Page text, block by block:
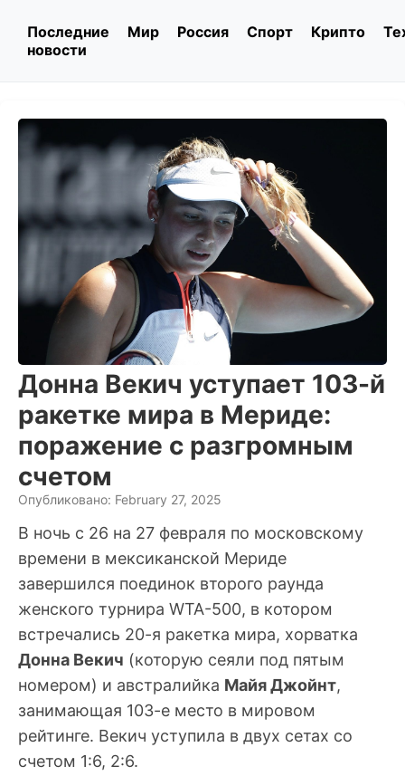
Последние
новости
Мир Россия Спорт Крипто
Донна Векич уступает 103-й
ракетке мира в Мериде:
поражение с разгромным
счетом
Опубликовано: February 27, 2025
В ночь с 26 на 27 февраля по московскому
времени в мексиканской Мериде
завершился поединок второго раунда
женского турнира WTA-500, в котором
встречались 20-я ракетка мира, хорватка
Донна Векич (которую сеяли под пятым
номером) и австралийка Майя Джойнт,
занимающая 103-е место в мировом
рейтинге. Векич уступила в двух сетах со
счетом 1:6, 2:6.